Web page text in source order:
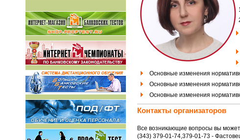
Основные изменения
Основные изменения
Основные изменения
Контакты организаторов
Все возникающие вопросы вы
(343) 379-01-74,379-01-73 -